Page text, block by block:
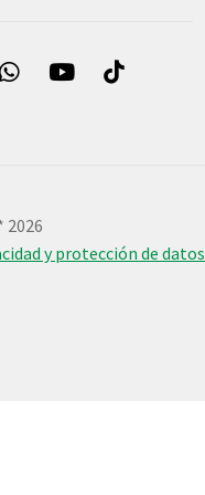
2026
y protección de